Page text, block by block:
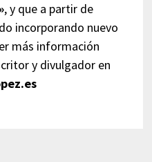
, y que a partir de
incorporando nuevo
más información
y divulgador en